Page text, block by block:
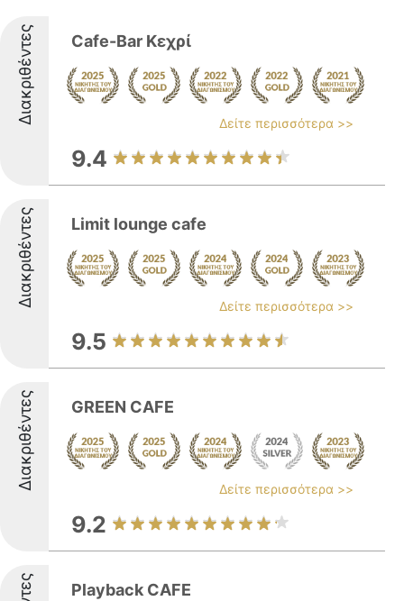
Διακριθέντες Cafe-Bar Κεχρί
Δείτε περισσότερα >>
9.4
Διακριθέντες Limit lounge cafe
Δείτε περισσότερα >>
9.5
Διακριθέντες GREEN CAFE
Δείτε περισσότερα >>
9.2
Playback CAFE